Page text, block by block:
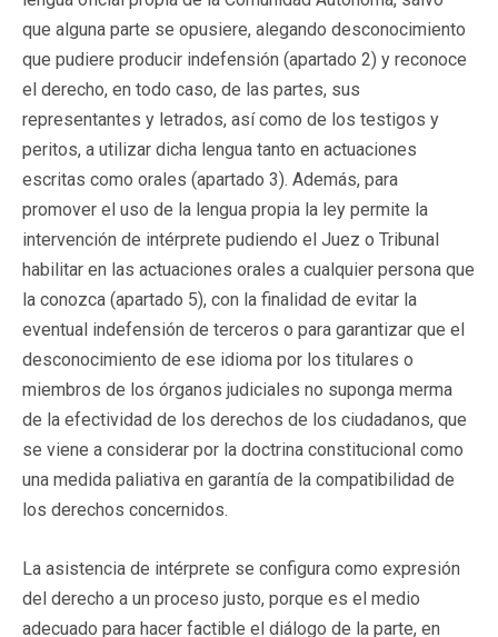
que alguna parte se opusiere, alegando desconocimiento
que pudiere producir indefensión (apartado 2) y reconoce
el derecho, en todo caso, de las partes, sus
representantes y letrados, así como de los testigos y
peritos, a utilizar dicha lengua tanto en actuaciones
escritas como orales (apartado 3). Además, para
promover el uso de la lengua propia la ley permite la
intervención de intérprete pudiendo el Juez o Tribunal
habilitar en las actuaciones orales a cualquier persona que
la conozca (apartado 5), con la finalidad de evitar la
eventual indefensión de terceros o para garantizar que el
desconocimiento de ese idioma por los titulares o
miembros de los órganos judiciales no suponga merma
de la efectividad de los derechos de los ciudadanos, que
se viene a considerar por la doctrina constitucional como
una medida paliativa en garantía de la compatibilidad de
los derechos concernidos.
La asistencia de intérprete se configura como expresión
del derecho a un proceso justo, porque es el medio
adecuado para hacer factible el diálogo de la parte, en